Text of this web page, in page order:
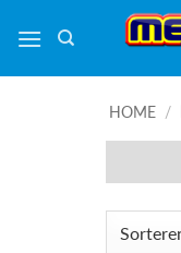
naar
HOME /